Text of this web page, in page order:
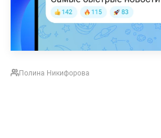
Полина Никифорова